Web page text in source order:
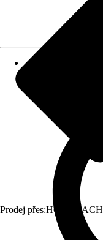
Prodej přes:HORNBACH